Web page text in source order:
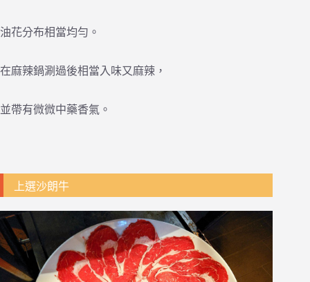
油花分布相當均勻。
在麻辣鍋涮過後相當入味又麻辣，
並帶有微微中藥香氣。
上選沙朗牛